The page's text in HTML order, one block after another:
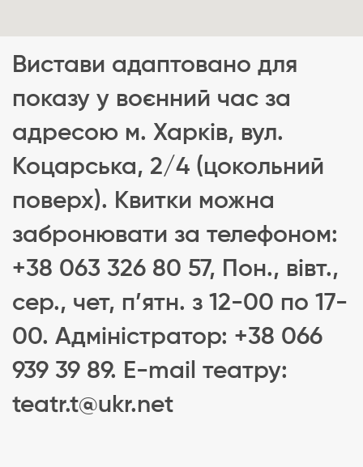
Вистави адаптовано для
показу у воєнний час за
адресою м. Харків, вул.
Коцарська, 2/4 (цокольний
поверх). Квитки можна
забронювати за телефоном:
+38 063 326 80 57, Пон., вівт.,
сер., чет, п’ятн. з 12-00 по 17-
00. Адміністратор: +38 066
939 39 89. Е-mail театру:
teatr.t@ukr.net